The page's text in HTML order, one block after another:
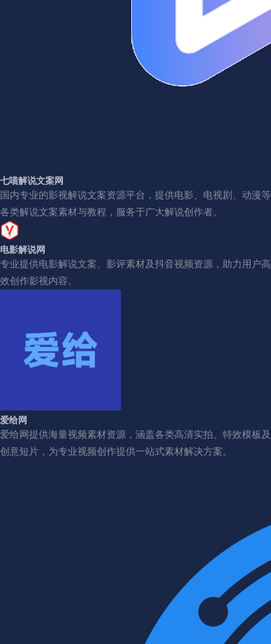
七喵解说文案网
国内专业的影视解说文案资源平台，提供电影、电视剧、动漫等
各类解说文案素材与教程，服务于广大解说创作者。
电影解说网
专业提供电影解说文案、影评素材及抖音视频资源，助力用户高
效创作影视内容。
爱给网
爱给网提供海量视频素材资源，涵盖各类高清实拍、特效模板及
创意短片，为专业视频创作提供一站式素材解决方案。